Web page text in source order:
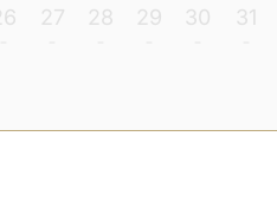
27 28 29 30 31